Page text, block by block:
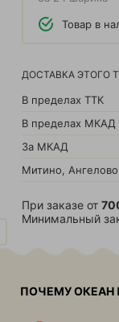
Товар в
ДОСТАВКА ЭТОГО
В пределах ТТК
В пределах МКАД
За МКАД
Митино,
При заказе от
Минимальный
ПОЧЕМУ ОКЕАН